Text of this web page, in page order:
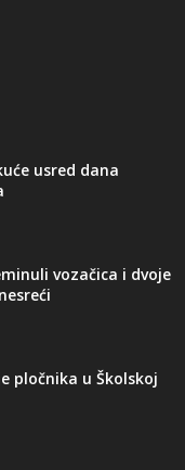
usred dana
vozačica i dvoje
pločnika u Školskoj